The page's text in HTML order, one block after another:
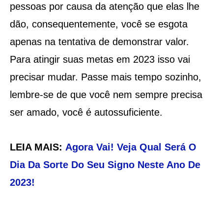
pessoas por causa da atenção que elas lhe
dão, consequentemente, você se esgota
apenas na tentativa de demonstrar valor.
Para atingir suas metas em 2023 isso vai
precisar mudar. Passe mais tempo sozinho,
lembre-se de que você nem sempre precisa
ser amado, você é autossuficiente.
LEIA MAIS: Agora Vai! Veja Qual Será O
Dia Da Sorte Do Seu Signo Neste Ano De
2023!